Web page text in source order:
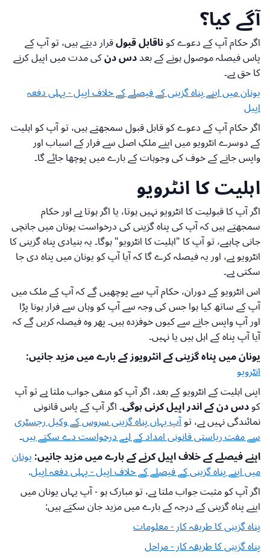
آگے کیا؟
اگر حکام آپ کے دعوے کوناقابل قبولقرار دیتے ہیں، تو آپ کے
پاس فیصلہ موصول ہونے کے بعددس دنکی مدت میں اپیل کرنے
کا حق ہے۔
یونان میں اپنے پناہ گزینی کے فیصلے کے خلاف اپیل - پہلی دفعہ
اپیل
اگر حکام آپ کے دعوے کو قابل قبول سمجھتے ہیں، تو آپ کو اہلیت
کے دوسرے انٹرویو میں اپنے ملکِ اصل سے فرار کے اسباب اور
واپس جانے کے خوف کی وجوہات کے بارے میں پوچھا جائے گا۔
اہلیت کا انٹرویو
اگر آپ کا قبولیت کا انٹرویو نہیں ہوتا، یا اگر ہوتا ہے اور حکام
سمجھتے ہیں کہ آپ کی پناہ گزینی کی درخواست یونان میں جانچی
جانی چاہیے، تو آپ کا "اہلیت کا انٹرویو" ہوگا۔ یہ بنیادی پناہ گزینی کا
انٹرویو ہے، اور یہ فیصلہ کرے گا کہ آیا آپ کو یونان میں پناہ دی جا
سکتی ہے۔
اس انٹرویو کے دوران، حکام آپ سے پوچھیں گے کہ آپ کے ملک میں
آپ کے ساتھ کیا ہوا جس کی وجہ سے آپ کو وہاں سے فرار ہونا پڑا
اور آپ واپس جانے سے کیوں خوفزدہ ہیں۔ پھر وہ فیصلہ کریں گے کہ
آیا آپ پناہ کے اہل ہیں یا نہیں۔
یونان میں پناہ گزینی کے انٹرویوز کے بارے میں مزید جانیں:
انٹرویو
اپنی اہلیت کے انٹرویو کے بعد، اگر آپ کو منفی جواب ملتا ہے تو آپ
کودس دن کے اندر اپیل کرنی ہوگی۔ اگر آپ کے پاس قانونی
نمائندگی نہیں ہے، توآپ یہاں پناہ گزینی سروس کے وکیل رجسٹری
سے مفت ریاستی قانونی امداد کے لیے درخواست دے سکتے ہیں۔
اپنے فیصلے کے خلاف اپیل کرنے کے بارے میں مزید جانیں:یونان
میں اپنے پناہ گزینی کے فیصلے کے خلاف اپیل - پہلی دفعہ اپیل.
اگر آپ کو مثبت جواب ملتا ہے، تو مبارک ہو - آپ یہاں یونان میں
اپنے پناہ گزینی کے درجہ کے بارے میں مزید جان سکتے ہیں:
پناہ گزینی کا طریقہ کار - معلومات
پناہ گزینی کا طریقہ کار - مراحل